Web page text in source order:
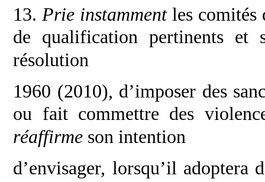
13. Prie instammentles comités
de qualification pertinents et
résolution
1960 (2010), d’imposer des
ou fait commettre des
réaffirme son intention
d’envisager, lorsqu’il adoptera